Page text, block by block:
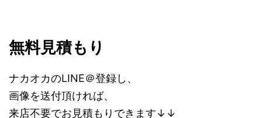
無料見積もり
ナカオカのLINE＠登録し、
画像を送付頂ければ、
来店不要でお見積もりできます↓↓